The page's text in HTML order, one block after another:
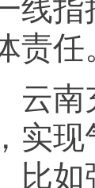
责任
南充
实
比